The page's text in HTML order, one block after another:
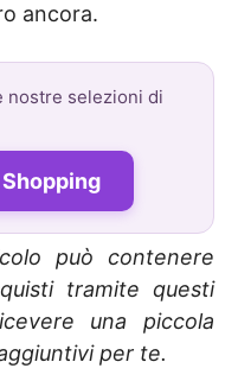
ancora.
nostre selezioni di
può contenere
tramite questi
una piccola
per te.